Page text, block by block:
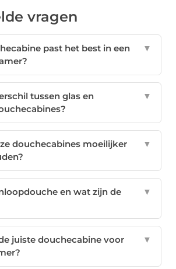
vragen
past het best in een
▼
tussen glas en
▼
douchecabines moeilijker
▼
en wat zijn de
▼
juiste douchecabine voor
▼